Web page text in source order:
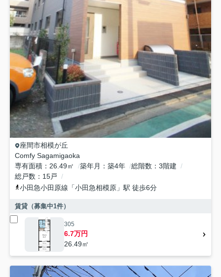
座間市相模が丘
Comfy Sagamigaoka
専有面積
26.49㎡ 築年月 築4年 総階数
3階建
総戸数
15戸
小田急小田原線 「小田急相模原 」駅 徒歩6分
賃貸（募集中1件）
305
6.7万円
26.49㎡